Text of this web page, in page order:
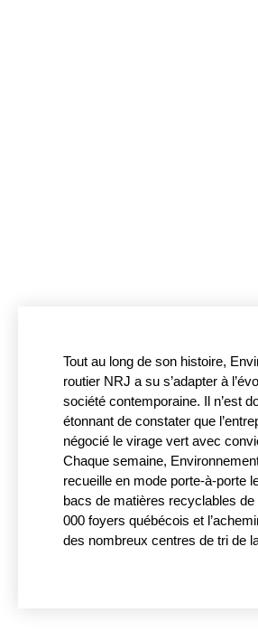
Tout au long de son histoire,
routier NRJ a su s’adapter à
société contemporaine. Il n’est
étonnant de constater que
négocié le virage vert avec
Chaque semaine,
recueille en mode porte-à-porte
bacs de matières recyclables de
000 foyers québécois et
des nombreux centres de tri de